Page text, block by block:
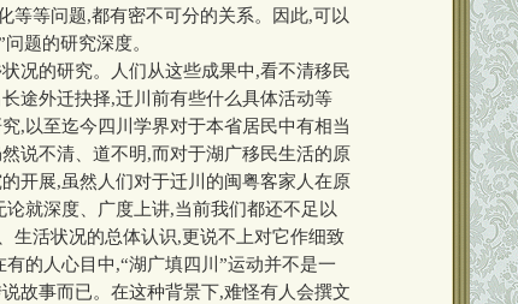
等等问题,都有密不可分的关系。因此,可以
题的研究深度。
的研究。人们从这些成果中,看不清移民
途外迁抉择,迁川前有些什么具体活动等
,以至迄今四川学界对于本省居民中有相当
说不清、道不明,而对于湖广移民生活的原
开展,虽然人们对于迁川的闽粤客家人在原
就深度、广度上讲,当前我们都还不足以
生活状况的总体认识,更说不上对它作细致
的人心目中,“湖广填四川”运动并不是一
故事而已。在这种背景下,难怪有人会撰文